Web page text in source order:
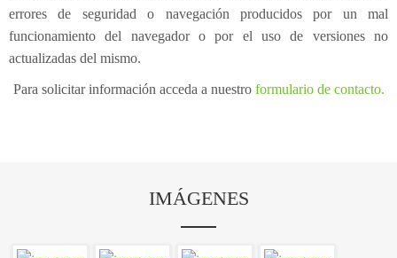
errores de seguridad o navegación producidos por un mal
funcionamiento del navegador o por el uso de versiones no
actualizadas del mismo.
Para solicitar información acceda a nuestro formulario de contacto.
IMÁGENES